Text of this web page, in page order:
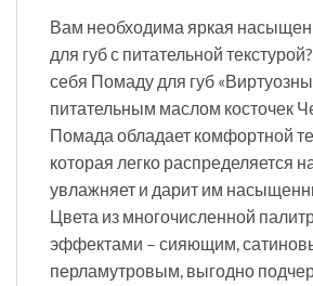
Вам необходима яркая
для губ с питательной
себя Помаду для губ
питательным маслом косточек
Помада обладает комфортной
которая легко распределяется
увлажняет и дарит им
Цвета из многочисленной
эффектами – сияющим,
перламутровым, выгодно